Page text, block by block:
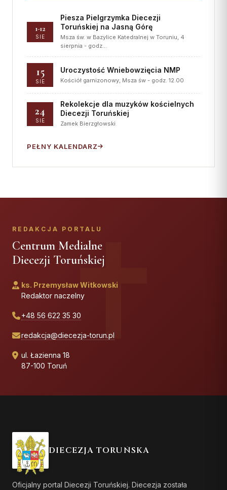
1-12
SIE
Piesza Pielgrzymka Diecezji
Toruńskiej na Jasną Górę
Msza św. w Bazylice Katedralnej w Toruniu, 4
sierpnia - godz…
15
SIE
Uroczystość Wniebowzięcia NMP
Kościół garnizonowy, Msza św - godz. 12.00
24
SIE
Rekolekcje dla muzyków kościelnych
Diecezji Toruńskiej
Zamek Bierzgłowski
PEŁNY KALENDARZ
REDAKCJA PORTALU
Centrum Medialne
Diecezji Toruńskiej
ks. Przemysław Witkowski
Redaktor naczelny
+48 56 622 35 30
redakcja@diecezja-torun.pl
ul. Łazienna 18
87-100 Toruń
DIECEZJA TORUŃSKA
Oficjalny portal Diecezji Toruńskiej. Diecezja została